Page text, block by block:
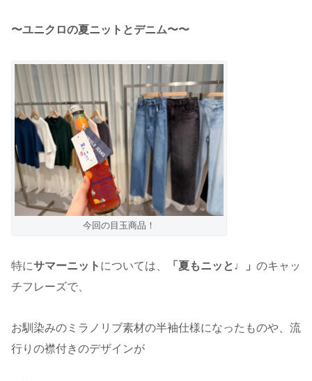
〜ユニクロの夏ニットとデニム〜〜
今回の目玉商品！
特にサマーニット については、 「夏もニッと♩」 のキャッ
チフレーズで、
お馴染みのミラノリブ素材の半袖仕様になったものや、流
行りの襟付きのデザインが